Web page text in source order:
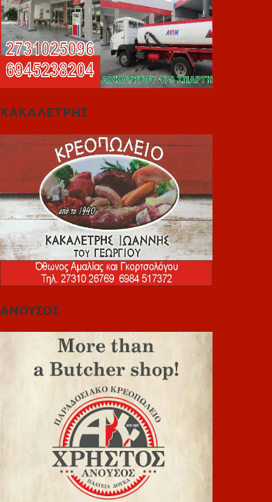
ΚΑΚΑΛΕΤΡΗΣ
ΑΝΟΥΣΟΣ